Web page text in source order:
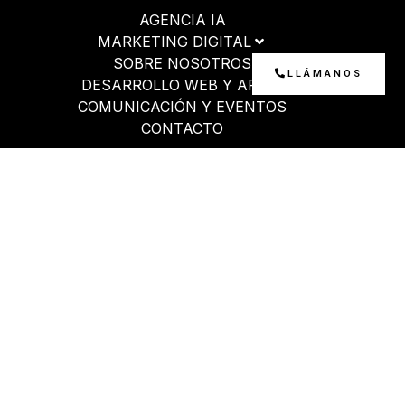
AGENCIA IA
MARKETING DIGITAL
SOBRE NOSOTROS
DESARROLLO WEB Y APP
COMUNICACIÓN Y EVENTOS
CONTACTO
LLÁMANOS